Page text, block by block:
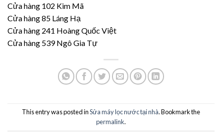
Cửa hàng 102 Kim Mã
Cửa hàng 85 Láng Hạ
Cửa hàng 241 Hoàng Quốc Việt
Cửa hàng 539 Ngô Gia Tự
This entry was posted inSửa máy lọc nước tại nhà. Bookmark the
permalink.